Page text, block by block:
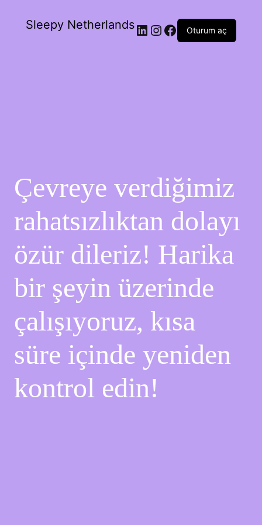
Sleepy Netherlands Oturum aç
Çevreye verdiğimiz
rahatsızlıktan dolayı
özür dileriz! Harika
bir şeyin üzerinde
çalışıyoruz, kısa
süre içinde yeniden
kontrol edin!